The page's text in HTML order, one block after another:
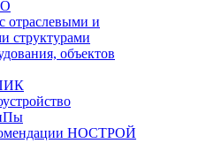
отраслевыми и
структурами
объектов
НОСТРОЙ